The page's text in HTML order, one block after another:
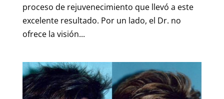
proceso de rejuvenecimiento que llevó a este
excelente resultado. Por un lado, el Dr. no
ofrece la visión...